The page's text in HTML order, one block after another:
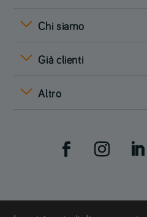
Chi siamo
Già clienti
Altro